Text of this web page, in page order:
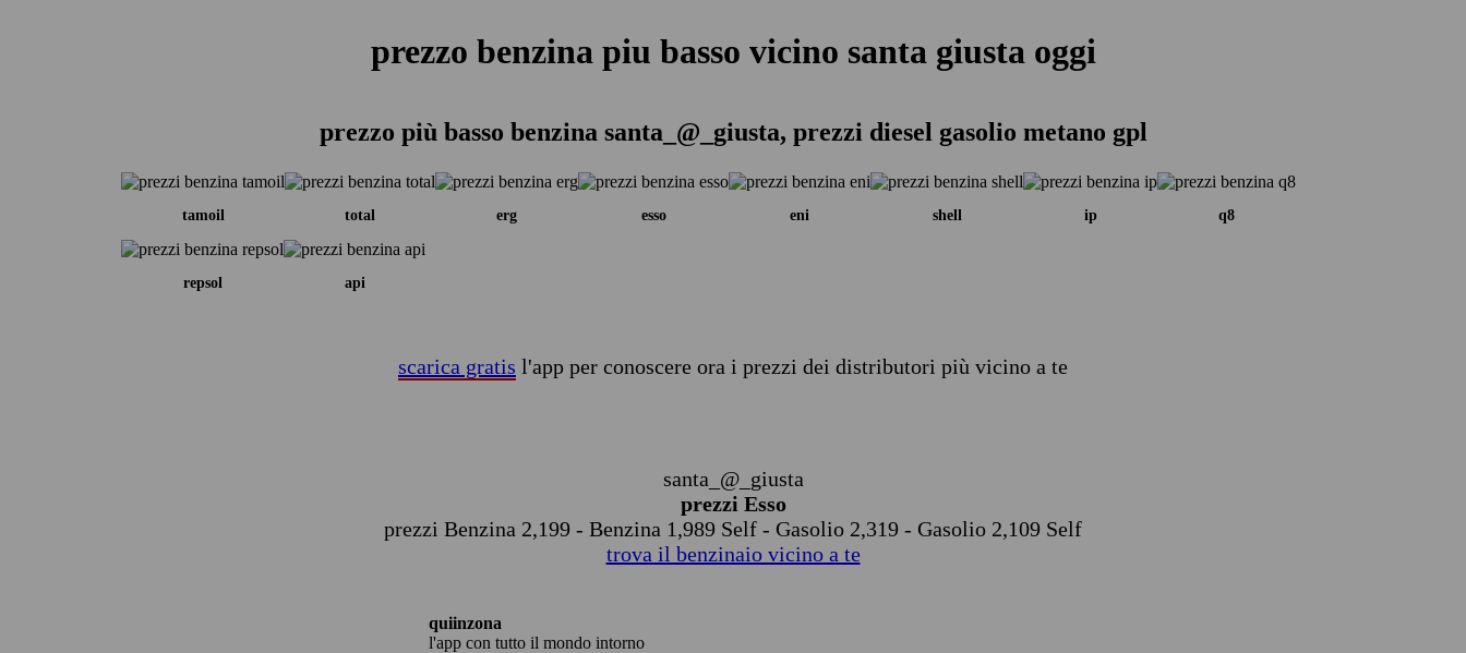
prezzo benzina piu basso vicino santa giusta oggi
prezzo più basso benzina santa_@_giusta, prezzi diesel gasolio metano gpl
tamoil total erg esso eni shell ip q8
repsol api
scarica gratis l'app per conoscere ora i prezzi dei distributori più vicino a te
santa_@_giusta
prezzi Esso
prezzi Benzina 2,199 - Benzina 1,989 Self - Gasolio 2,319 - Gasolio 2,109 Self
trova il benzinaio vicino a te
quiinzona
l'app con tutto il mondo intorno